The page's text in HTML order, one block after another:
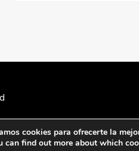
cookies para ofrecerte la
can find out more about which